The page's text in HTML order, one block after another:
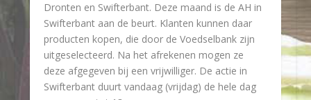
Dronten en Swifterbant. Deze maand is de AH in
Swifterbant aan de beurt. Klanten kunnen daar
producten kopen, die door de Voedselbank zijn
uitgeselecteerd. Na het afrekenen mogen ze
deze afgegeven bij een vrijwilliger. De actie in
Swifterbant duurt vandaag (vrijdag) de hele dag